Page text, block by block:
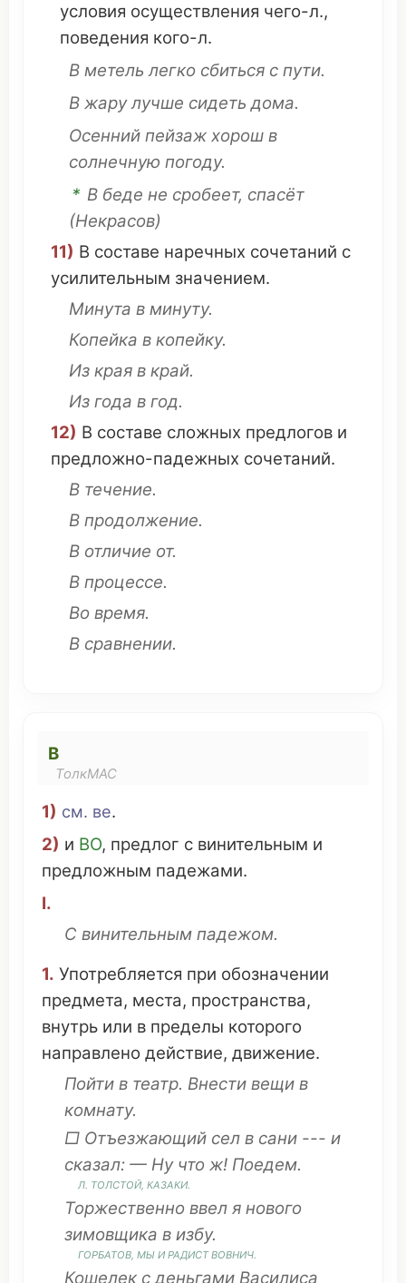
условия осуществления чего-л.,
поведения кого-л.
В метель легко сбиться с пути.
В жарулучше сидеть дома.
Осенний пейзаж хорош в
солнечную погоду.
* В беде не сробеет, спасёт
(Некрасов)
11) В составе наречных сочетаний с
усилительным значением.
Минута в минуту.
Копейка в копейку.
Из края в край.
Из года в год.
12) В составе сложных предлогов и
предложно-падежных сочетаний.
В течение.
В продолжение.
В отличие от.
В процессе.
Во время.
В сравнении.
В
ТолкМАС
1) см. ве.
2) и ВО, предлог с винительным и
предложным падежами.
I.
С винительным падежом.
1. Употребляется при обозначении
предмета, места, пространства,
внутрь или в пределы которого
направлено действие, движение.
Пойти в театр. Внести вещи в
комнату.
□ Отъезжающий сел в сани --- и
сказал: — Ну что ж! Поедем.
Л. ТОЛСТОЙ, КАЗАКИ.
Торжественно ввел я нового
зимовщика в избу.
ГОРБАТОВ, МЫ И РАДИСТВОВНИЧ.
Кошелек с деньгами Василиса